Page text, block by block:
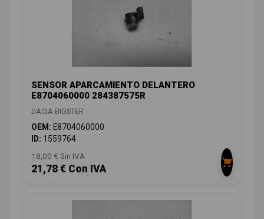
SENSOR APARCAMIENTO DELANTERO
E8704060000 284387575R
DACIA BIGSTER
OEM: E8704060000
ID: 1559764
18,00 € Sin IVA
21,78 € Con IVA